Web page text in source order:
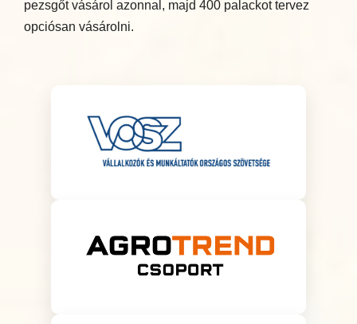
pezsgőt vásárol azonnal, majd 400 palackot tervez
opciósan vásárolni.